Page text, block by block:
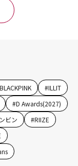
BLACKPINK #ILLIT
#D Awards(2027)
ビン #RIIZE